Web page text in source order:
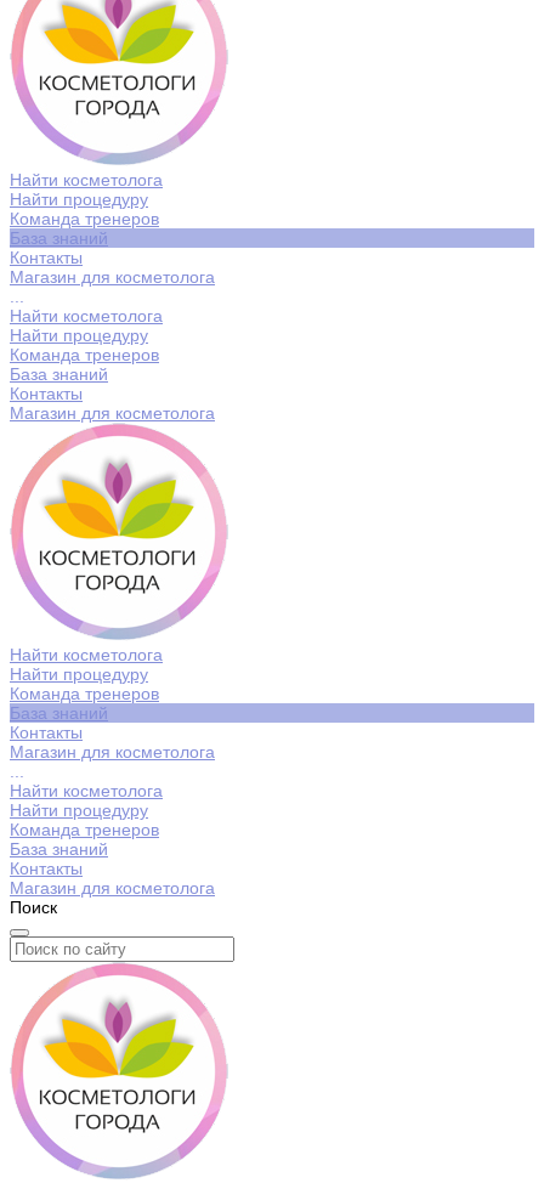
Найти косметолога
Найти процедуру
Команда тренеров
База знаний
Контакты
Магазин для косметолога
Найти косметолога
Найти процедуру
Команда тренеров
База знаний
Контакты
Магазин для косметолога
Найти косметолога
Найти процедуру
Команда тренеров
База знаний
Контакты
Магазин для косметолога
Найти косметолога
Найти процедуру
Команда тренеров
База знаний
Контакты
Магазин для косметолога
Поиск